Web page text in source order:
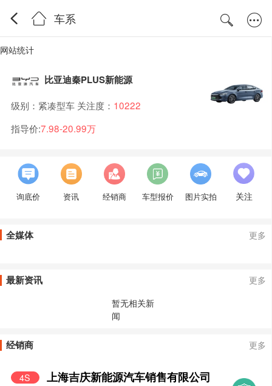
车系
网站统计
比亚迪秦PLUS新能源
级别：紧凑型车 关注度： 10222
指导价:7.98-20.99万
询底价 资讯 经销商 车型报价 图片实拍 关注
全媒体 更多
最新资讯
更多
暂无相关新
闻
经销商 更多
4S 上海吉庆新能源汽车销售有限公司